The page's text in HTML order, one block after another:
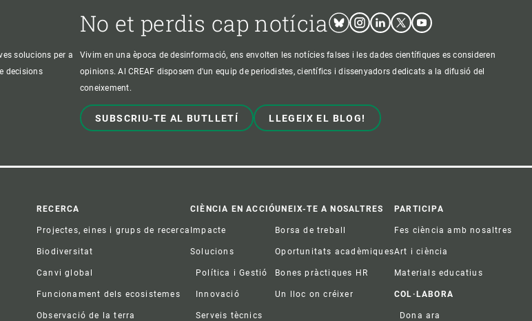
solucions per a
decisions
No et perdis cap notícia BlueskyInstagram
LinkedinTwitterYoutube
Vivim en una època de desinformació, ens envolten les notícies falses i les dades científiques es consideren
opinions. Al CREAF disposem d'un equip de periodistes, científics i dissenyadors dedicats a la difusió del
coneixement.
SUBSCRIU-TE AL BUTLLETÍ LLEGEIX EL BLOG!
RECERCA
Projectes, eines i grups de recerca
Biodiversitat
Canvi global
Funcionament dels ecosistemes
Observació de la terra
CIÈNCIA EN ACCIÓ
Impacte
Solucions
Política i Gestió
Innovació
Serveis tècnics
UNEIX-TE A NOSALTRES
Borsa de treball
Oportunitats acadèmiques
Bones pràctiques HR
Un lloc on créixer
PARTICIPA
Fes ciència amb nosaltres
Art i ciència
Materials educatius
COL·LABORA
Dona ara